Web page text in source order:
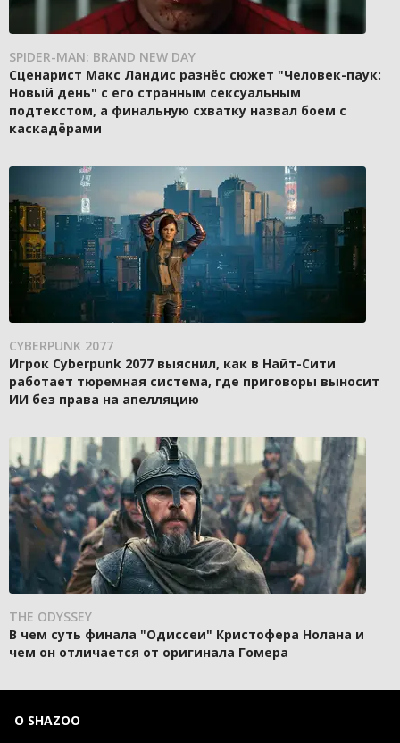
SPIDER-MAN: BRAND NEW DAY
Сценарист Макс Ландис разнёс сюжет "Человек-паук:
Новый день" с его странным сексуальным
подтекстом, а финальную схватку назвал боем с
каскадёрами
CYBERPUNK 2077
Игрок Cyberpunk 2077 выяснил, как в Найт-Сити
работает тюремная система, где приговоры выносит
ИИ без права на апелляцию
THE ODYSSEY
В чем суть финала "Одиссеи" Кристофера Нолана и
чем он отличается от оригинала Гомера
О SHAZOO